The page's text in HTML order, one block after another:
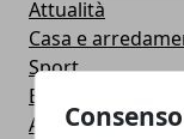
Attualità
Casa e
Sport
Basket
Avellino Calcio